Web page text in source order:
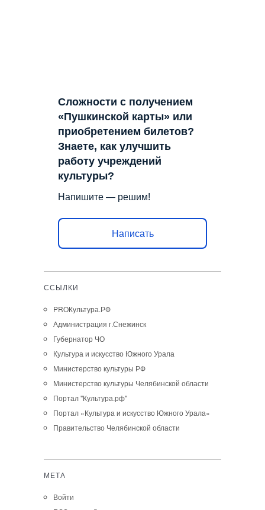
Сложности с получением
«Пушкинской карты» или
приобретением билетов?
Знаете, как улучшить
работу учреждений
культуры?
Напишите — решим!
Написать
ССЫЛКИ
PROКультура.РФ
Администрация г.Снежинск
Губернатор ЧО
Культура и искусство Южного Урала
Министерство культуры РФ
Министерство культуры Челябинской области
Портал "Культура.рф"
Портал «Культура и искусство Южного Урала»
Правительство Челябинской области
МЕТА
Войти